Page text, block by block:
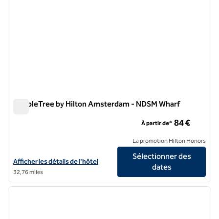
DoubleTree by Hilton Amsterdam - NDSM Wharf
Afficher les détails de l'hôtel DoubleTree by Hilton Amsterdam -
Afficher les détails de l'hôtel
32,76 miles
À partir de* 84 €
La promotion Hilton Honors
Sélectionner des
dates
1/12
1 sur 12